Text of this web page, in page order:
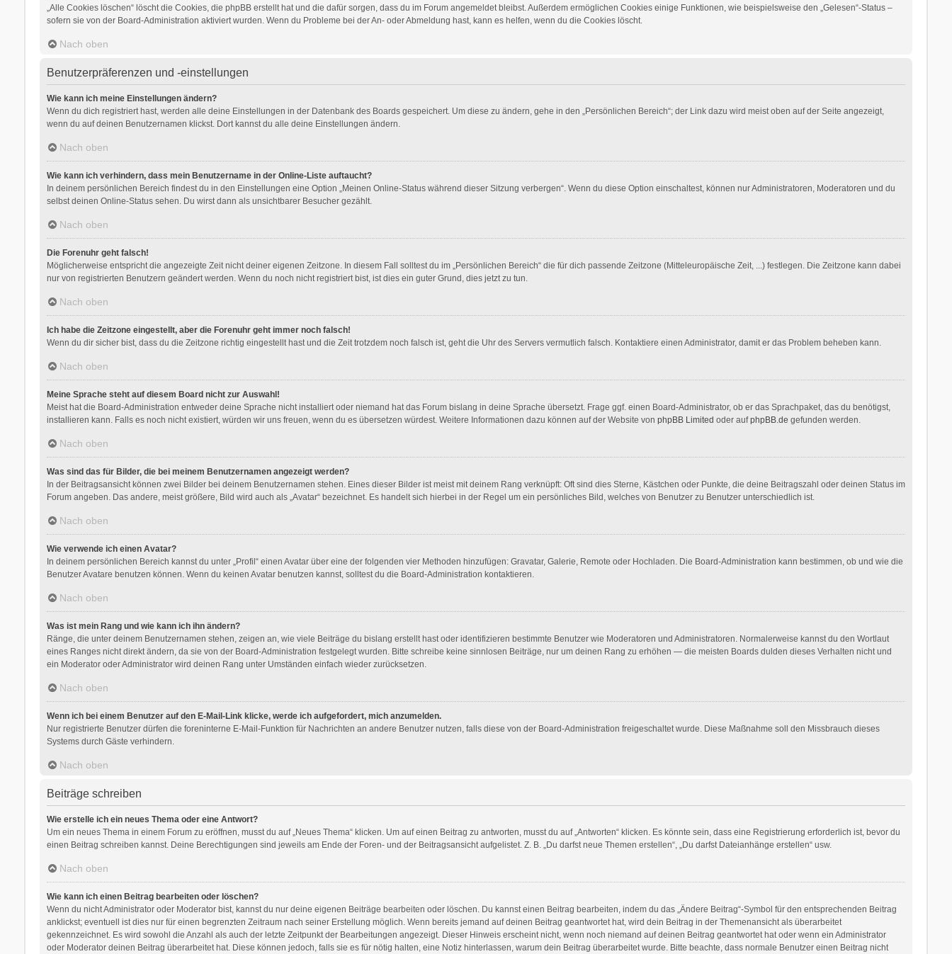
„Alle Cookies löschen“ löscht die Cookies, die phpBB erstellt hat und die dafür sorgen, dass du im Forum angemeldet bleibst. Außerdem ermöglichen Cookies einige Funktionen, wie beispielsweise den „Gelesen“-Status –
sofern sie von der Board-Administration aktiviert wurden. Wenn du Probleme bei der An- oder Abmeldung hast, kann es helfen, wenn du die Cookies löscht.
Nach oben
Benutzerpräferenzen und -einstellungen
Wie kann ich meine Einstellungen ändern?
Wenn du dich registriert hast, werden alle deine Einstellungen in der Datenbank des Boards gespeichert. Um diese zu ändern, gehe in den „Persönlichen Bereich“; der Link dazu wird meist oben auf der Seite angezeigt,
wenn du auf deinen Benutzernamen klickst. Dort kannst du alle deine Einstellungen ändern.
Nach oben
Wie kann ich verhindern, dass mein Benutzername in der Online-Liste auftaucht?
In deinem persönlichen Bereich findest du in den Einstellungen eine Option „Meinen Online-Status während dieser Sitzung verbergen“. Wenn du diese Option einschaltest, können nur Administratoren, Moderatoren und du
selbst deinen Online-Status sehen. Du wirst dann als unsichtbarer Besucher gezählt.
Nach oben
Die Forenuhr geht falsch!
Möglicherweise entspricht die angezeigte Zeit nicht deiner eigenen Zeitzone. In diesem Fall solltest du im „Persönlichen Bereich“ die für dich passende Zeitzone (Mitteleuropäische Zeit, ...) festlegen. Die Zeitzone kann dabei
nur von registrierten Benutzern geändert werden. Wenn du noch nicht registriert bist, ist dies ein guter Grund, dies jetzt zu tun.
Nach oben
Ich habe die Zeitzone eingestellt, aber die Forenuhr geht immer noch falsch!
Wenn du dir sicher bist, dass du die Zeitzone richtig eingestellt hast und die Zeit trotzdem noch falsch ist, geht die Uhr des Servers vermutlich falsch. Kontaktiere einen Administrator, damit er das Problem beheben kann.
Nach oben
Meine Sprache steht auf diesem Board nicht zur Auswahl!
Meist hat die Board-Administration entweder deine Sprache nicht installiert oder niemand hat das Forum bislang in deine Sprache übersetzt. Frage ggf. einen Board-Administrator, ob er das Sprachpaket, das du benötigst,
installieren kann. Falls es noch nicht existiert, würden wir uns freuen, wenn du es übersetzen würdest. Weitere Informationen dazu können auf der Website von phpBB Limited oder aufphpBB.de gefunden werden.
Nach oben
Was sind das für Bilder, die bei meinem Benutzernamen angezeigt werden?
In der Beitragsansicht können zwei Bilder bei deinem Benutzernamen stehen. Eines dieser Bilder ist meist mit deinem Rang verknüpft: Oft sind dies Sterne, Kästchen oder Punkte, die deine Beitragszahl oder deinen Status im
Forum angeben. Das andere, meist größere, Bild wird auch als „Avatar“ bezeichnet. Es handelt sich hierbei in der Regel um ein persönliches Bild, welches von Benutzer zu Benutzer unterschiedlich ist.
Nach oben
Wie verwende ich einen Avatar?
In deinem persönlichen Bereich kannst du unter „Profil“ einen Avatar über eine der folgenden vier Methoden hinzufügen: Gravatar, Galerie, Remote oder Hochladen. Die Board-Administration kann bestimmen, ob und wie die
Benutzer Avatare benutzen können. Wenn du keinen Avatar benutzen kannst, solltest du die Board-Administration kontaktieren.
Nach oben
Was ist mein Rang und wie kann ich ihn ändern?
Ränge, die unter deinem Benutzernamen stehen, zeigen an, wie viele Beiträge du bislang erstellt hast oder identifizieren bestimmte Benutzer wie Moderatoren und Administratoren. Normalerweise kannst du den Wortlaut
eines Ranges nicht direkt ändern, da sie von der Board-Administration festgelegt wurden. Bitte schreibe keine sinnlosen Beiträge, nur um deinen Rang zu erhöhen — die meisten Boards dulden dieses Verhalten nicht und
ein Moderator oder Administrator wird deinen Rang unter Umständen einfach wieder zurücksetzen.
Nach oben
Wenn ich bei einem Benutzer auf den E-Mail-Link klicke, werde ich aufgefordert, mich anzumelden.
Nur registrierte Benutzer dürfen die foreninterne E-Mail-Funktion für Nachrichten an andere Benutzer nutzen, falls diese von der Board-Administration freigeschaltet wurde. Diese Maßnahme soll den Missbrauch dieses
Systems durch Gäste verhindern.
Nach oben
Beiträge schreiben
Wie erstelle ich ein neues Thema oder eine Antwort?
Um ein neues Thema in einem Forum zu eröffnen, musst du auf „Neues Thema“ klicken. Um auf einen Beitrag zu antworten, musst du auf „Antworten“ klicken. Es könnte sein, dass eine Registrierung erforderlich ist, bevor du
einen Beitrag schreiben kannst. Deine Berechtigungen sind jeweils am Ende der Foren- und der Beitragsansicht aufgelistet. Z. B. „Du darfst neue Themen erstellen“, „Du darfst Dateianhänge erstellen“ usw.
Nach oben
Wie kann ich einen Beitrag bearbeiten oder löschen?
Wenn du nicht Administrator oder Moderator bist, kannst du nur deine eigenen Beiträge bearbeiten oder löschen. Du kannst einen Beitrag bearbeiten, indem du das „Ändere Beitrag“-Symbol für den entsprechenden Beitrag
anklickst; eventuell ist dies nur für einen begrenzten Zeitraum nach seiner Erstellung möglich. Wenn bereits jemand auf deinen Beitrag geantwortet hat, wird dein Beitrag in der Themenansicht als überarbeitet
gekennzeichnet. Es wird sowohl die Anzahl als auch der letzte Zeitpunkt der Bearbeitungen angezeigt. Dieser Hinweis erscheint nicht, wenn noch niemand auf deinen Beitrag geantwortet hat oder wenn ein Administrator
oder Moderator deinen Beitrag überarbeitet hat. Diese können jedoch, falls sie es für nötig halten, eine Notiz hinterlassen, warum dein Beitrag überarbeitet wurde. Bitte beachte, dass normale Benutzer einen Beitrag nicht